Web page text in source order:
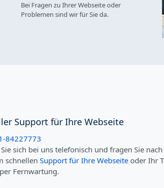
Bei Fragen zu Ihrer Webseite oder
Problemen sind wir für Sie da.
Support für Ihre Webseite
84227773
sich bei uns telefonisch und fragen Sie nach
schnellen Support für Ihre Webseite oder Ihr
Fernwartung.